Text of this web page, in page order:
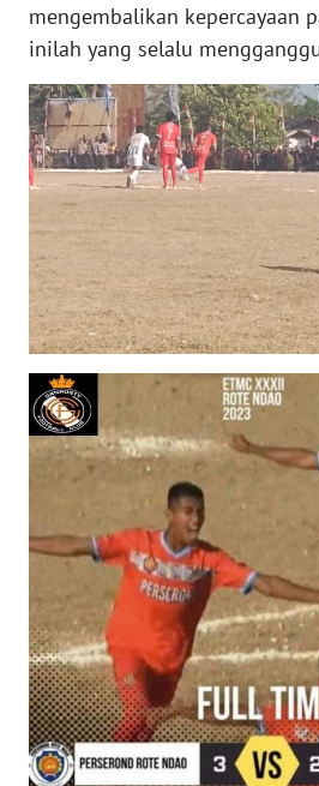
mengembalikan kepercayaan
inilah yang selalu
WN
NTB
WN
SULTENG
SULBAR
WN
BABEL
WN
SUMBAR
WN
WN
BENGKULU
WN
LAMPUNG
WN
JATENG